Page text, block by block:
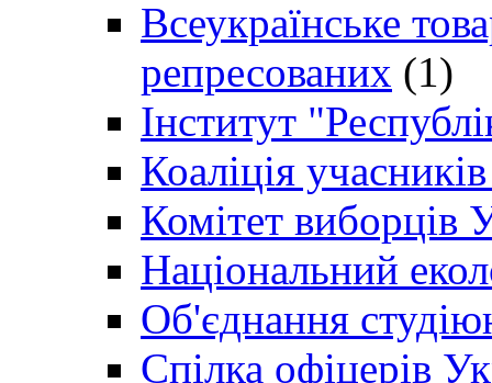
Всеукраїнське
репресованих (1)
Інститут
Коаліція
Комітет виборців
Національний
Об'єднання
Спілка офіцерів